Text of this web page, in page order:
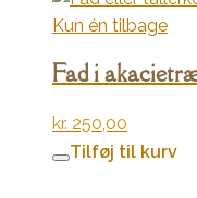
Kun én tilbage
Fad i
kr. 250,00
Tilføj til kurv